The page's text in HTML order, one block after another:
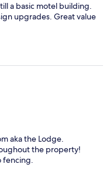
a basic motel building.
upgrades. Great value
aka the Lodge.
the property!
fencing.